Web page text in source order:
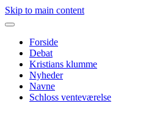
Skip to main content
Forside
Debat
Kristians klumme
Nyheder
Navne
Schloss venteværelse